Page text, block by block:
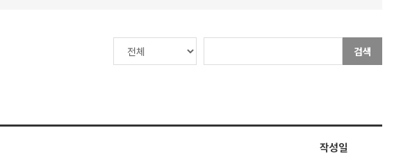
검색
작성일